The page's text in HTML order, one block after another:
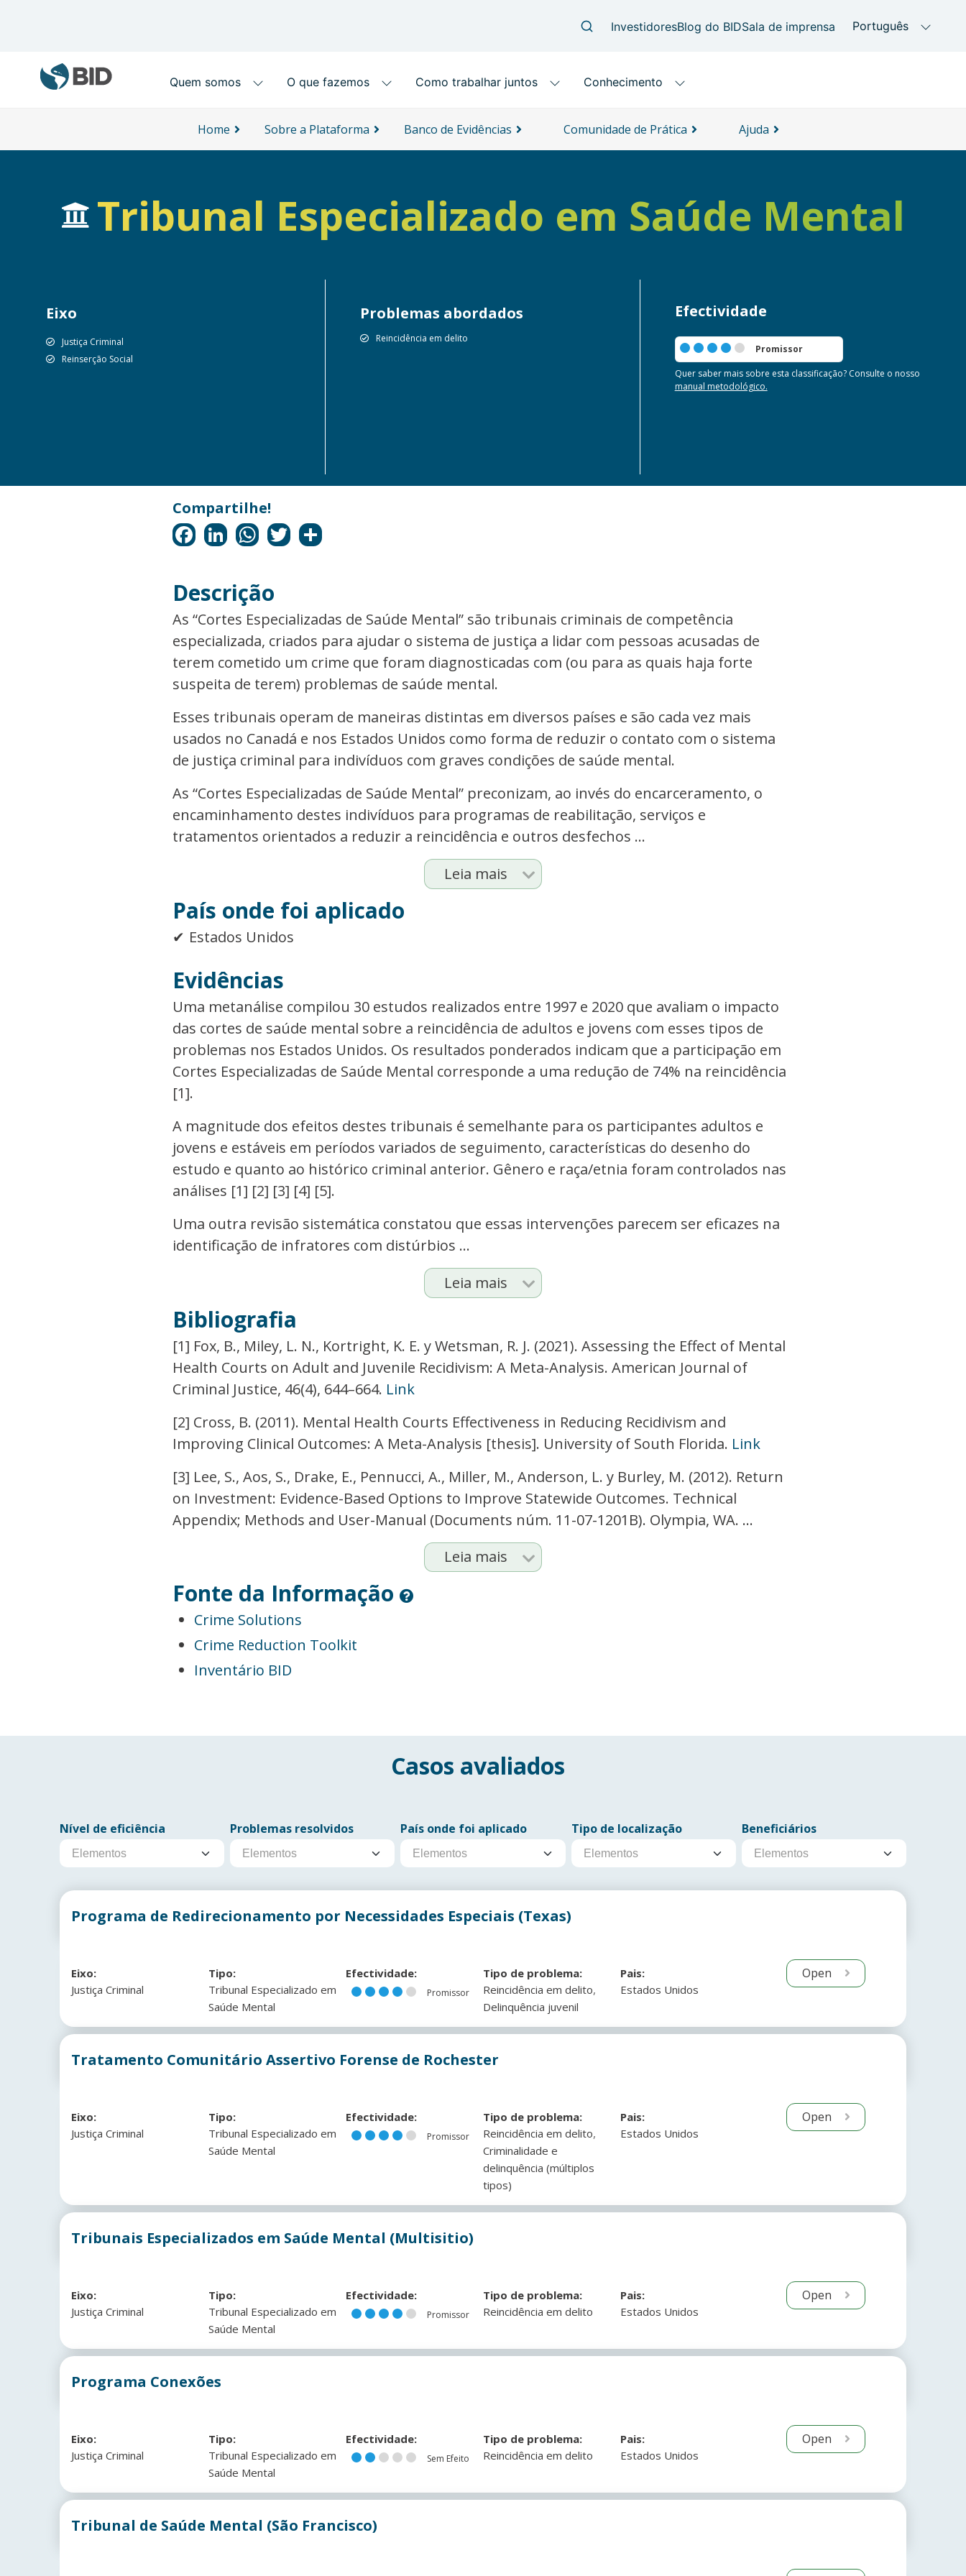
Home
Sobre a Plataforma Banco de Evidências Comunidade de Prática Ajuda
Tribunal Especializado em Saúde Mental
Eixo
Justiça Criminal
Reinserção Social
Problemas abordados
Reincidência em delito
Efectividade
Promissor
Quer saber mais sobre esta classificação? Consulte o nosso
manual metodológico.
Descrição
As “Cortes Especializadas de Saúde Mental” são tribunais criminais de competência
especializada, criados para ajudar o sistema de justiça a lidar com pessoas acusadas de
terem cometido um crime que foram diagnosticadas com (ou para as quais haja forte
suspeita de terem) problemas de saúde mental.
Esses tribunais operam de maneiras distintas em diversos países e são cada vez mais
usados no Canadá e nos Estados Unidos como forma de reduzir o contato com o sistema
de justiça criminal para indivíduos com graves condições de saúde mental.
As “Cortes Especializadas de Saúde Mental” preconizam, ao invés do encarceramento, o
encaminhamento destes indivíduos para programas de reabilitação, serviços e
tratamentos orientados a reduzir a reincidência e outros desfechos ...
Leia mais
País onde foi aplicado
Estados Unidos
Evidências
Uma metanálise compilou 30 estudos realizados entre 1997 e 2020 que avaliam o impacto
das cortes de saúde mental sobre a reincidência de adultos e jovens com esses tipos de
problemas nos Estados Unidos. Os resultados ponderados indicam que a participação em
Cortes Especializadas de Saúde Mental corresponde a uma redução de 74% na reincidência
[1].
A magnitude dos efeitos destes tribunais é semelhante para os participantes adultos e
jovens e estáveis em períodos variados de seguimento, características do desenho do
estudo e quanto ao histórico criminal anterior. Gênero e raça/etnia foram controlados nas
análises [1] [2] [3] [4] [5].
Uma outra revisão sistemática constatou que essas intervenções parecem ser eficazes na
identificação de infratores com distúrbios ...
Leia mais
Bibliografia
[1] Fox, B., Miley, L. N., Kortright, K. E. y Wetsman, R. J. (2021). Assessing the Effect of Mental
Health Courts on Adult and Juvenile Recidivism: A Meta-Analysis. American Journal of
Criminal Justice, 46(4), 644–664. Link
[2] Cross, B. (2011). Mental Health Courts Effectiveness in Reducing Recidivism and
Improving Clinical Outcomes: A Meta-Analysis [thesis]. University of South Florida. Link
[3] Lee, S., Aos, S., Drake, E., Pennucci, A., Miller, M., Anderson, L. y Burley, M. (2012). Return
on Investment: Evidence-Based Options to Improve Statewide Outcomes. Technical
Appendix; Methods and User-Manual (Documents núm. 11-07-1201B). Olympia, WA. ...
Leia mais
Fonte da Informação
Crime Solutions
Crime Reduction Toolkit
Inventário BID
Casos avaliados
Nível de eficiência Problemas resolvidos País onde foi aplicado Tipo de localização Beneficiários
Programa de Redirecionamento por Necessidades Especiais (Texas)
Eixo:
Justiça Criminal
Tipo:
Tribunal Especializado em
Saúde Mental
Efectividade:
Promissor
Tipo de problema:
Reincidência em delito,
Delinquência juvenil
Pais:
Estados Unidos
Open
Tratamento Comunitário Assertivo Forense de Rochester
Eixo:
Justiça Criminal
Tipo:
Tribunal Especializado em
Saúde Mental
Efectividade:
Promissor
Tipo de problema:
Reincidência em delito,
Criminalidade e
delinquência (múltiplos
tipos)
Pais:
Estados Unidos
Open
Tribunais Especializados em Saúde Mental (Multisitio)
Eixo:
Justiça Criminal
Tipo:
Tribunal Especializado em
Saúde Mental
Efectividade:
Promissor
Tipo de problema:
Reincidência em delito
Pais:
Estados Unidos
Open
Programa Conexões
Eixo:
Justiça Criminal
Tipo:
Tribunal Especializado em
Saúde Mental
Efectividade:
Sem Efeito
Tipo de problema:
Reincidência em delito
Pais:
Estados Unidos
Open
Tribunal de Saúde Mental (São Francisco)